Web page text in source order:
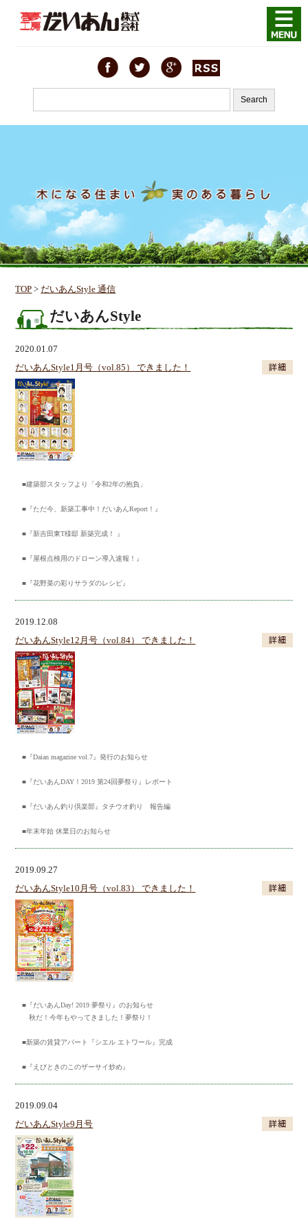
TOP > だいあんStyle 通信
だいあんStyle
2020.01.07
だいあんStyle1月号（vol.85） できました！
■建築部スタッフより「令和2年の抱負」
■『ただ今、新築工事中！だいあんReport！』
■『新吉田東T様邸 新築完成！ 』
■『屋根点検用のドローン導入速報！』
■『花野菜の彩りサラダのレシピ』
2019.12.08
だいあんStyle12月号（vol.84） できました！
■『Daian magazine vol.7』発行のお知らせ
■『だいあんDAY！2019 第24回夢祭り』レポート
■『だいあん釣り倶楽部』タチウオ釣り 報告編
■年末年始 休業日のお知らせ
2019.09.27
だいあんStyle10月号（vol.83） できました！
■『だいあんDay! 2019 夢祭り』のお知らせ
秋だ！今年もやってきました！夢祭り！
■新築の賃貸アパート『シエル エトワール』完成
■『えびときのこのザーサイ炒め』
2019.09.04
だいあんStyle9月号